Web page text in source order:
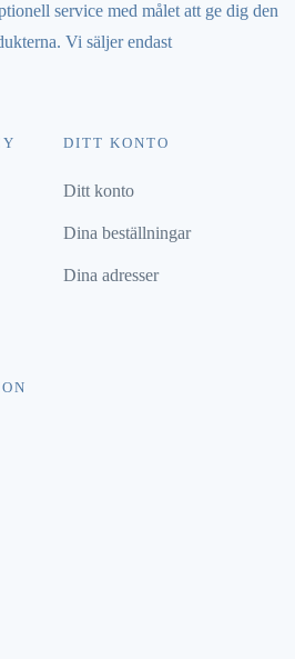
service med målet att ge dig den
Vi säljer endast
DITT KONTO
Ditt konto
Dina beställningar
Dina adresser